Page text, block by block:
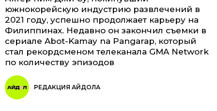
южнокорейскую индустрию развлечений в
2021 году, успешно продолжает карьеру на
Филиппинах. Недавно он закончил съемки в
сериале Abot-Kamay na Pangarap, который
стал рекордсменом телеканала GMA Network
по количеству эпизодов
РЕДАКЦИЯ АЙДОЛА